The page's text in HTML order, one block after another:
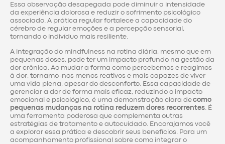
Essa observação desapegada pode diminuir a intensidade
da experiência dolorosa e reduzir o sofrimento psicológico
associado. A prática regular fortalece a capacidade do
cérebro de regular emoções e a percepção sensorial,
tornando o indivíduo mais resiliente.
A integração do mindfulness na rotina diária, mesmo que em
pequenas doses, pode ter um impacto profundo na gestão da
dor crônica. Ao mudar a forma como percebemos e reagimos
à dor, tornamo-nos menos reativos e mais capazes de viver
uma vida plena, apesar do desconforto. Essa capacidade de
gerenciar a dor de forma mais eficaz, reduzindo o impacto
emocional e psicológico, é uma demonstração clara decomo
pequenas mudanças na rotina reduzem dores recorrentes . É
uma ferramenta poderosa que complementa outras
estratégias de tratamento e autocuidado. Encorajamos você
a explorar essa prática e descobrir seus benefícios. Para um
acompanhamento profissional sobre como integrar o